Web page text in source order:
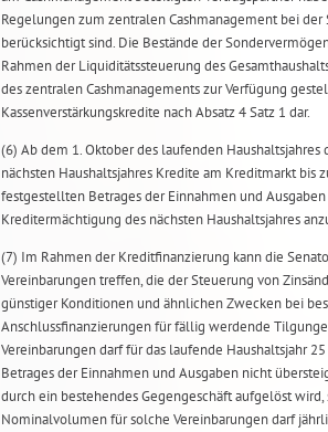
Regelungen zum zentralen Cashmanagement bei
berücksichtigt sind. Die Bestände der
Rahmen der Liquiditätssteuerung des
des zentralen Cashmanagements zur Verfügung
Kassenverstärkungskredite nach Absatz 4 Satz 1 dar.
(6) Ab dem 1. Oktober des laufenden
nächsten Haushaltsjahres Kredite am Kreditmarkt bis
festgestellten Betrages der Einnahmen und
Kreditermächtigung des nächsten Haushaltsjahres
(7) Im Rahmen der Kreditfinanzierung kann die
Vereinbarungen treffen, die der Steuerung von
günstiger Konditionen und ähnlichen Zwecken bei
Anschlussfinanzierungen für fällig werdende
Vereinbarungen darf für das laufende Haushaltsjahr
Betrages der Einnahmen und Ausgaben nicht
durch ein bestehendes Gegengeschäft aufgelöst
Nominalvolumen für solche Vereinbarungen darf